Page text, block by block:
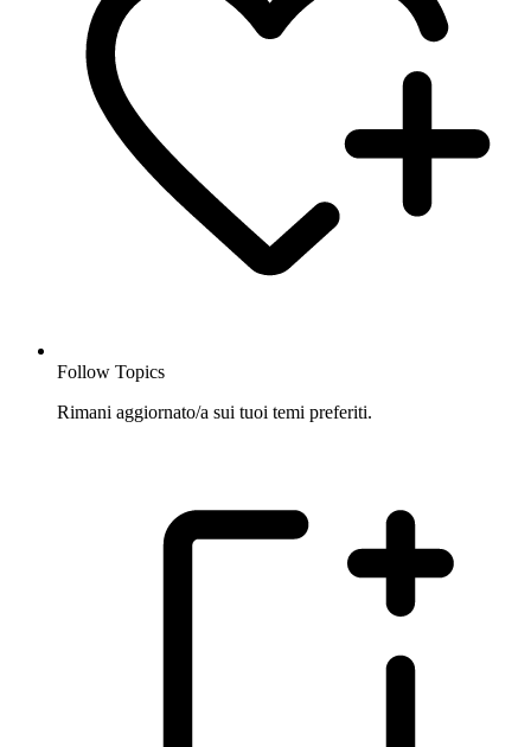
Follow Topics
Rimani aggiornato/a sui tuoi temi preferiti.